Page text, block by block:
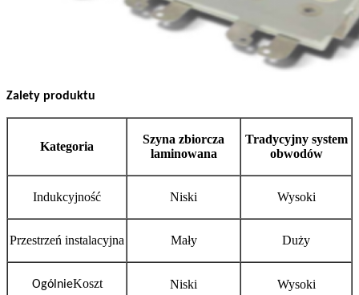
Zalety produktu
Kategoria
Szyna zbiorcza
laminowana
Tradycyjny system
obwodów
Indukcyjność Niski Wysoki
Przestrzeń instalacyjna Mały Duży
OgólnieKoszt Niski Wysoki